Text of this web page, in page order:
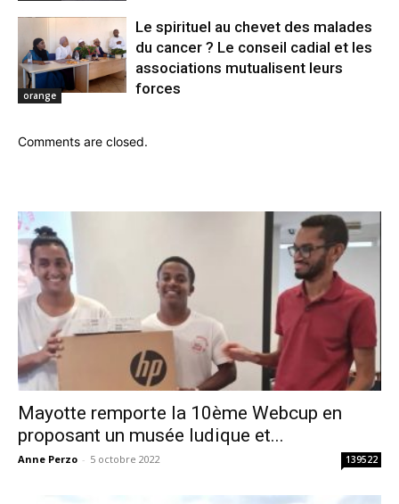
orange
Le spirituel au chevet des malades
du cancer ? Le conseil cadial et les
associations mutualisent leurs
forces
Comments are closed.
Mayotte remporte la 10ème Webcup en
proposant un musée ludique et...
Anne Perzo - 5 octobre 2022 139522